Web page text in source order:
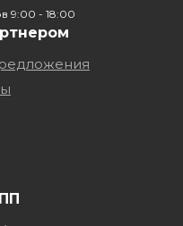
9:00 - 18:00